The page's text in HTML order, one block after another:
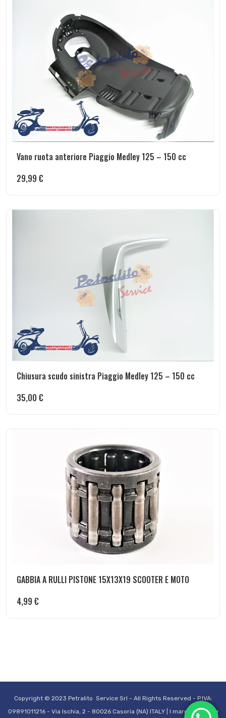
Vano ruota anteriore Piaggio Medley 125 – 150 cc
29,99 €
Chiusura scudo sinistra Piaggio Medley 125 – 150 cc
35,00 €
GABBIA A RULLI PISTONE 15X13X19 SCOOTER E MOTO
4,99 €
Copyright © 2023 Petralito Service Srl - All Rights Reserved - P.IVA:
09891011216 - Via Ischia, 2 - 80026 Casoria (NA) ITALY | I marchi VESPA e